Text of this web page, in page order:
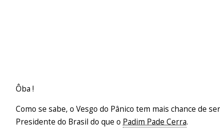
Ôba !
Como se sabe, o Vesgo do Pânico tem mais chance de
Presidente do Brasil do que oPadim Pade Cerra.